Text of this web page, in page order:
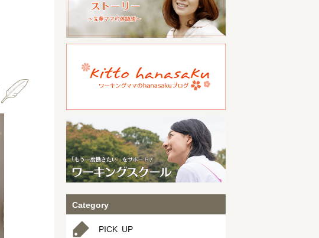
Category
PICK UP